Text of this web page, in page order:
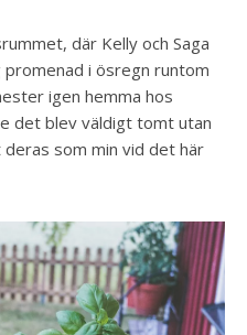
där Kelly och Saga
i ösregn runtom
igen hemma hos
det blev väldigt tomt utan
som min vid det här